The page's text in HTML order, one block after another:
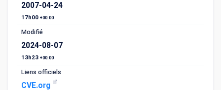
2007-04-24
17h00 +00:00
Modifié
2024-08-07
13h23 +00:00
Liens officiels
CVE.org